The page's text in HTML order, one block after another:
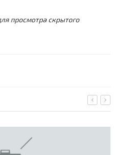
просмотра скрытого